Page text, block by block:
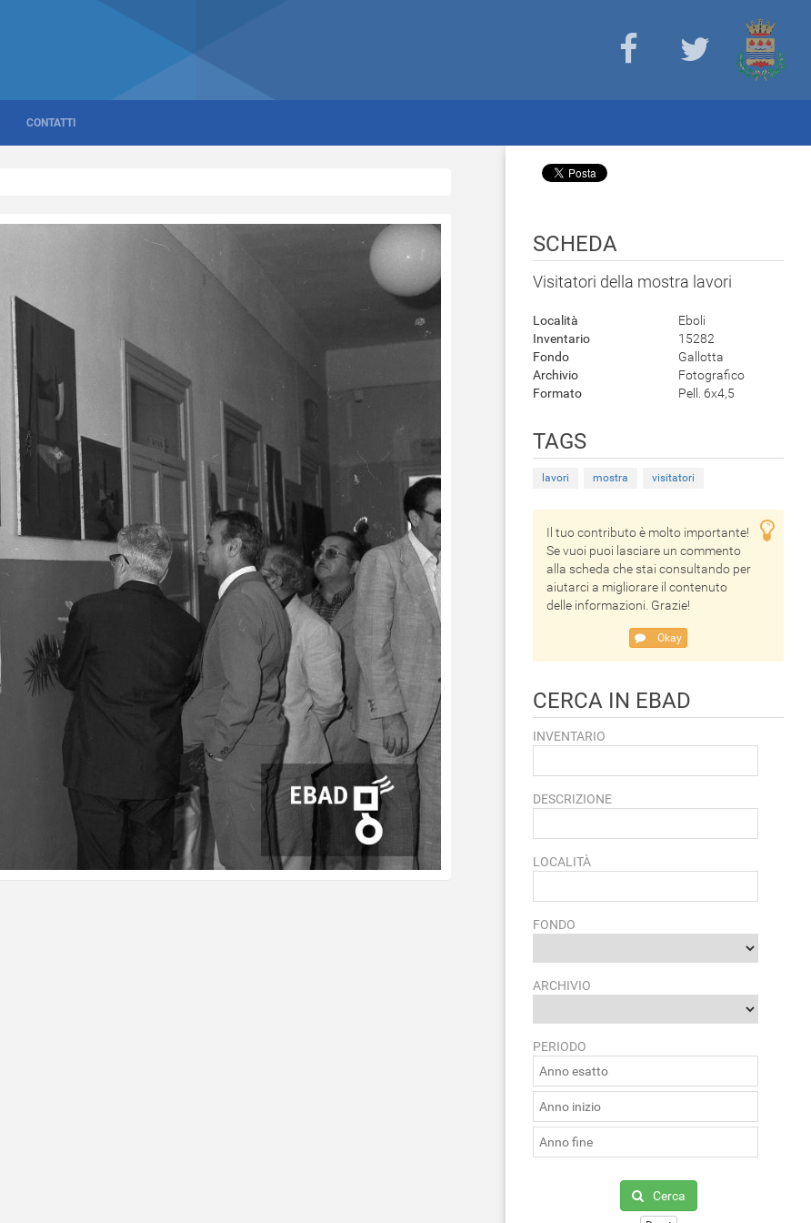
CONTATTI
SCHEDA
Visitatori della mostra lavori
Località
Eboli
Inventario
15282
Fondo
Gallotta
Archivio
Fotografico
Formato
Pell. 6x4,5
TAGS
lavori mostra visitatori
Il tuo contributo è molto importante!
Se vuoi puoi lasciare un commento
alla scheda che stai consultando per
aiutarci a migliorare il contenuto
delle informazioni. Grazie!
Okay
CERCA IN EBAD
INVENTARIO
DESCRIZIONE
LOCALITÀ
FONDO
ARCHIVIO
PERIODO
Cerca